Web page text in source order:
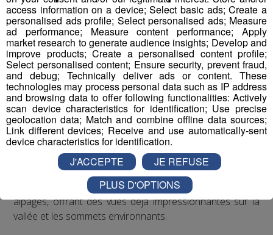
l'Arly, il offre une randonnée captivante pour les
amateurs de montagnes et de panoramas grandioses.
Cette randonnée en boucle vous fera découvrir des
paysages variés, des alpages verdoyants aux arêtes
rocheuses du Mont Charvin, en passant par le
pittoresque Lac du Mont Charvin. Elle s'adresse aux
randonneurs expérimentés en raison de son dénivelé
important et de quelques passages techniques.
La randonnée commence au parking de l’Aulp de
Marlens, situé à environ 1 300 mètres d'altitude. Le
sentier débute par une montée progressive à travers les
alpages, offrant des vues déjà impressionnantes sur la
vallée et les sommets environnants.
access information on a device; Select basic ads; Create a
personalised ads profile; Select personalised ads; Measure
ad performance; Measure content performance; Apply
market research to generate audience insights; Develop and
improve products; Create a personalised content profile;
Select personalised content; Ensure security, prevent fraud,
and debug; Technically deliver ads or content. These
technologies may process personal data such as IP address
and browsing data to offer following functionalities: Actively
scan device characteristics for identification; Use precise
geolocation data; Match and combine offline data sources;
Link different devices; Receive and use automatically-sent
device characteristics for identification.
J'ACCEPTE
JE REFUSE
PLUS D'OPTIONS